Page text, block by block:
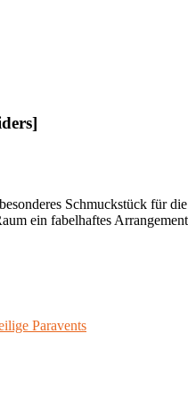
Schmuckstück für
ein fabelhaftes
Paravents